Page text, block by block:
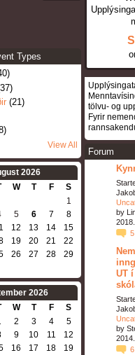
Types
(21)
View All
2026
W T F
S
1
5 6 7
8
12 13 14
15
19 20 21
22
26 27 28
29
2026
W T F
S
2 3 4
5
9 10 11
12
16 17 18
19
tölvu- og
Fyrir
Forum
by
2018.
5
UT
by
2014.
6